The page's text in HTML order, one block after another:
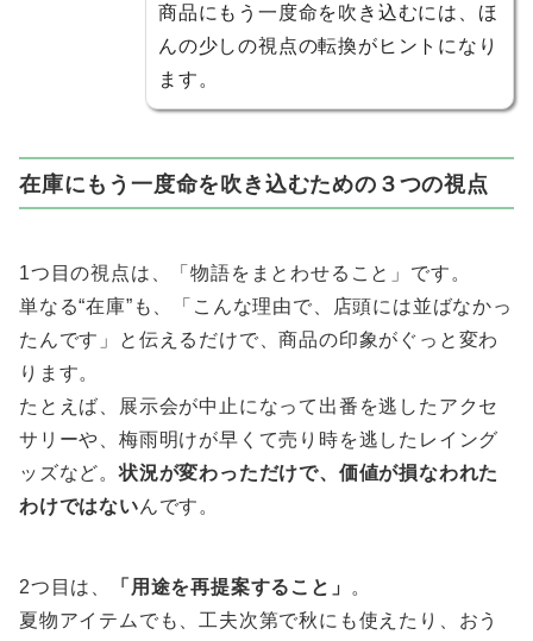
商品にもう一度命を吹き込むには、ほ
んの少しの視点の転換がヒントになり
ます。
在庫にもう一度命を吹き込むための３つの視点
1つ目の視点は、「物語をまとわせること」です。
単なる“在庫”も、「こんな理由で、店頭には並ばなかっ
たんです」と伝えるだけで、商品の印象がぐっと変わ
ります。
たとえば、展示会が中止になって出番を逃したアクセ
サリーや、梅雨明けが早くて売り時を逃したレイング
ッズなど。状況が変わっただけで、価値が損なわれた
わけではないんです。
2つ目は、 「用途を再提案すること」
。
夏物アイテムでも、工夫次第で秋にも使えたり、おう